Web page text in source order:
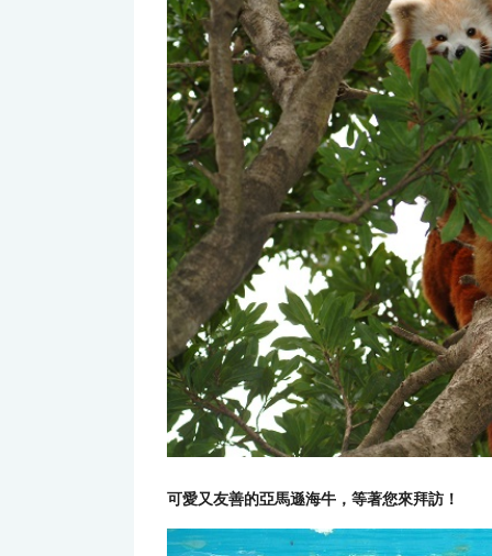
可愛又友善的亞馬遜海牛，等著您來拜訪！